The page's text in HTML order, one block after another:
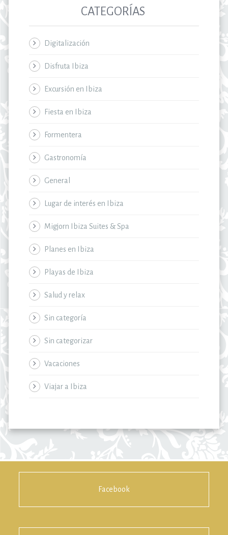
CATEGORÍAS
Digitalización
Disfruta Ibiza
Excursión en Ibiza
Fiesta en Ibiza
Formentera
Gastronomía
General
Lugar de interés en Ibiza
Migjorn Ibiza Suites & Spa
Planes en Ibiza
Playas de Ibiza
Salud y relax
Sin categoría
Sin categorizar
Vacaciones
Viajar a Ibiza
Facebook